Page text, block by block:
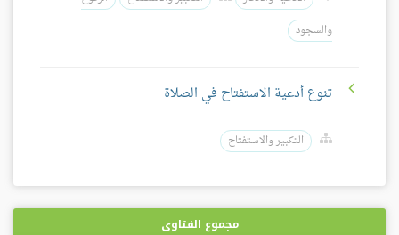
والسجود
تنوع أدعية الاستفتاح في الصلاة
التكبير والاستفتاح
مجموع الفتاوى